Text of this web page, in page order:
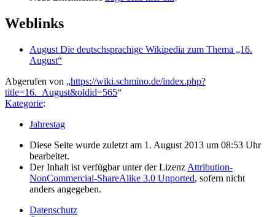
Weblinks
August Die deutschsprachige Wikipedia zum Thema „16.
August“
Abgerufen von „https://wiki.schmino.de/index.php?
title=16._August&oldid=565“
Kategorie:
Jahrestag
Diese Seite wurde zuletzt am 1. August 2013 um 08:53 Uhr
bearbeitet.
Der Inhalt ist verfügbar unter der Lizenz Attribution-
NonCommercial-ShareAlike 3.0 Unported, sofern nicht
anders angegeben.
Datenschutz